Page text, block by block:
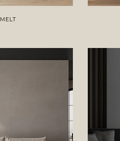
MELT